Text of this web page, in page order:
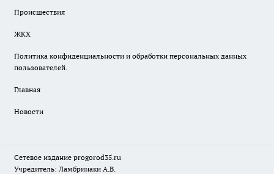
Происшествия
ЖКХ
Политика конфиденциальности и обработки персональных данных
пользователей.
Главная
Новости
Сетевое издание progorod35.ru
Учредитель: Ламбринаки А.В.